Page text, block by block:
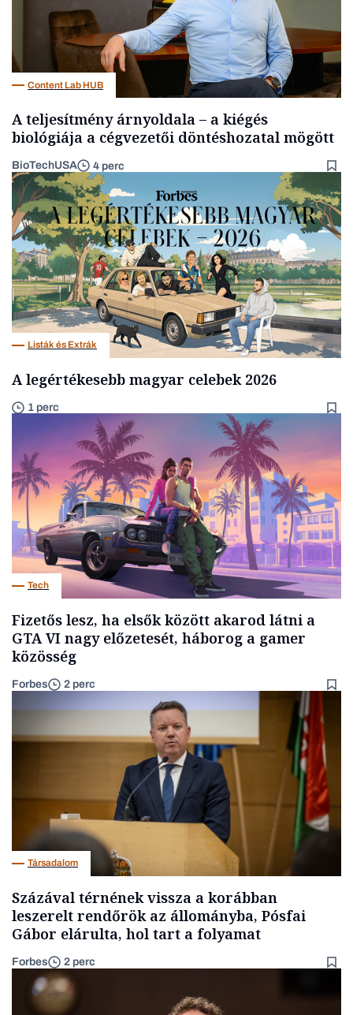
Content Lab HUB
A teljesítmény árnyoldala – a kiégés
biológiája a cégvezetői döntéshozatal mögött
BioTechUSA 4 perc
Listák és Extrák
A legértékesebb magyar celebek 2026
1 perc
Tech
Fizetős lesz, ha elsők között akarod látni a
GTA VI nagy előzetesét, háborog a gamer
közösség
Forbes 2 perc
Társadalom
Százával térnének vissza a korábban
leszerelt rendőrök az állományba, Pósfai
Gábor elárulta, hol tart a folyamat
Forbes 2 perc